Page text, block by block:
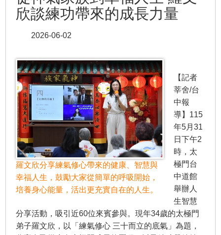
欣談練功帶來的成長力量
2026-06-02
羅文欣分享練氣修心帶來的健康、智慧與
幸福人生，鼓勵大家從簡單的呼吸開始，
培養身心能量，活出更充實自在的人生。
【記者
莘舍/台
中報
導】115
年5月31
日下午2
時，太
極門台
中道館
舉辦人
生智慧
分享活動，吸引近60位來賓參與。現年34歲的太極門
弟子羅文欣，以「練氣修心 三十而立的底氣」為題，